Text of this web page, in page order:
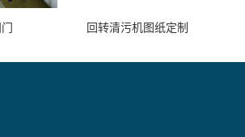
回转清污机图纸定制